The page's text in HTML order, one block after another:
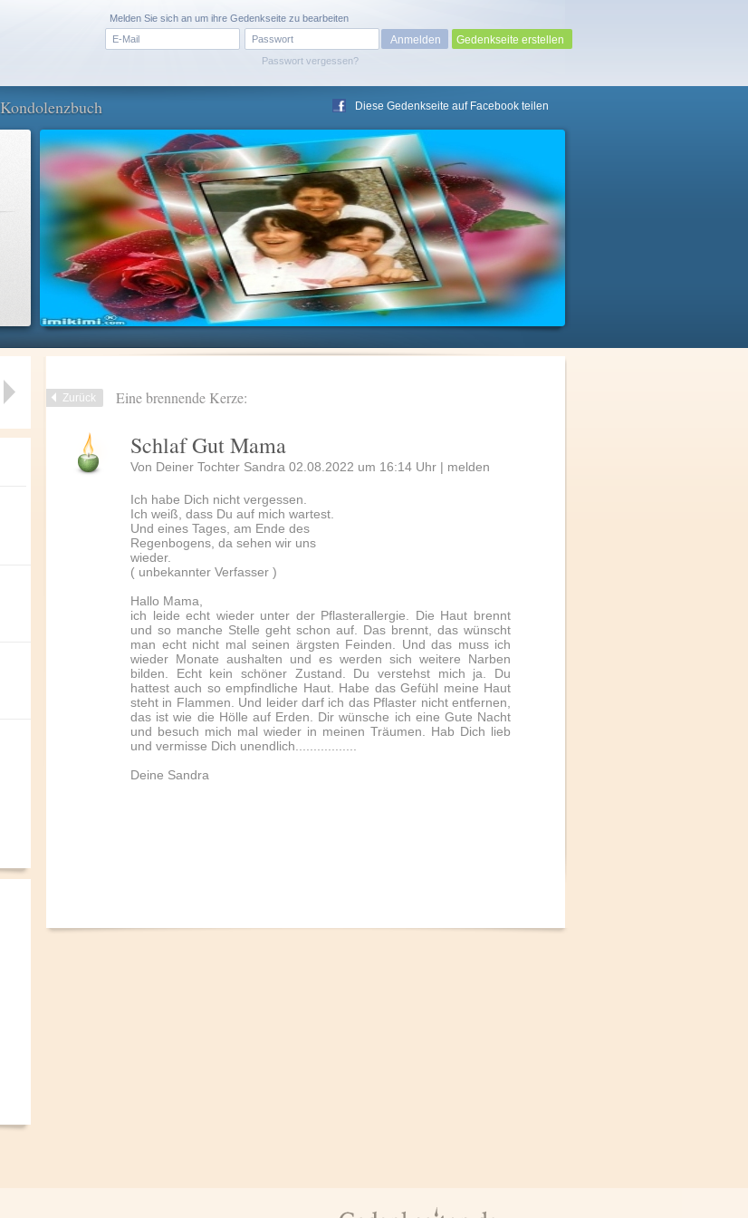
Passwort vergessen?
Melden Sie sich an um ihre Gedenkseite zu bearbeiten
Gedenkseite erstellen
Kondolenzbuch Diese Gedenkseite auf Facebook teilen
Zurück Eine brennende Kerze:
Schlaf Gut Mama
Von Deiner Tochter Sandra 02.08.2022 um 16:14 Uhr | melden
Ich habe Dich nicht vergessen.
Ich weiß, dass Du auf mich wartest.
Und eines Tages, am Ende des
Regenbogens, da sehen wir uns
wieder.
( unbekannter Verfasser )
Hallo Mama,
ich leide echt wieder unter der Pflasterallergie. Die Haut brennt
und so manche Stelle geht schon auf. Das brennt, das wünscht
man echt nicht mal seinen ärgsten Feinden. Und das muss ich
wieder Monate aushalten und es werden sich weitere Narben
bilden. Echt kein schöner Zustand. Du verstehst mich ja. Du
hattest auch so empfindliche Haut. Habe das Gefühl meine Haut
steht in Flammen. Und leider darf ich das Pflaster nicht entfernen,
das ist wie die Hölle auf Erden. Dir wünsche ich eine Gute Nacht
und besuch mich mal wieder in meinen Träumen. Hab Dich lieb
und vermisse Dich unendlich.................
Deine Sandra